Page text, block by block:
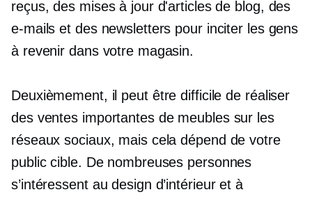
reçus, des mises à jour d'articles de blog, des
e-mails et des newsletters pour inciter les gens
à revenir dans votre magasin.
Deuxièmement, il peut être difficile de réaliser
des ventes importantes de meubles sur les
réseaux sociaux, mais cela dépend de votre
public cible. De nombreuses personnes
s’intéressent au design d’intérieur et à